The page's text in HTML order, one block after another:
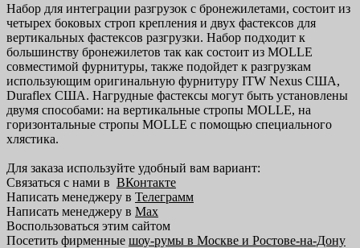
Набор для интеграции разгрузок с бронежилетами, состоит из
четырех боковых строп крепления и двух фастексов для
вертикальных фастексов разгрузки. Набор подходит к
большинству бронежилетов так как состоит из MOLLE
совместимой фурнитуры, также подойдет к разгрузкам
использующим оригинальную фурнитуру ITW Nexus США,
Duraflex США. Нагрудные фастексы могут быть установлены
двумя способами: на вертикальные стропы MOLLE, на
горизонтальные стропы MOLLE с помощью специального
хлястика.
Для заказа используйте удобный вам вариант:
Связаться с нами в ВКонтакте
Написать менеджеру в Телеграмм
Написать менеджеру в Max
Воспользоваться этим сайтом
Посетить фирменные шоу-румы в Москве и Ростове-на-Дону